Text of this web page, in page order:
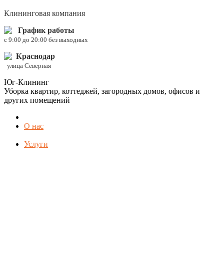
Клининговая компания
График работы
c 9:00 до 20:00 без выходных
Краснодар
улица Северная
Юг-Клининг
Уборка квартир, коттеджей, загородных домов, офисов и
других помещений
О нас
Услуги